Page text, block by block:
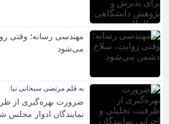
مهندسی رسانه؛ وقتی
می‌شود
به قلم مرتضی سبحانی نیا:
ضرورت بهره‌گیری از
نمایندگان ادوار مجلس